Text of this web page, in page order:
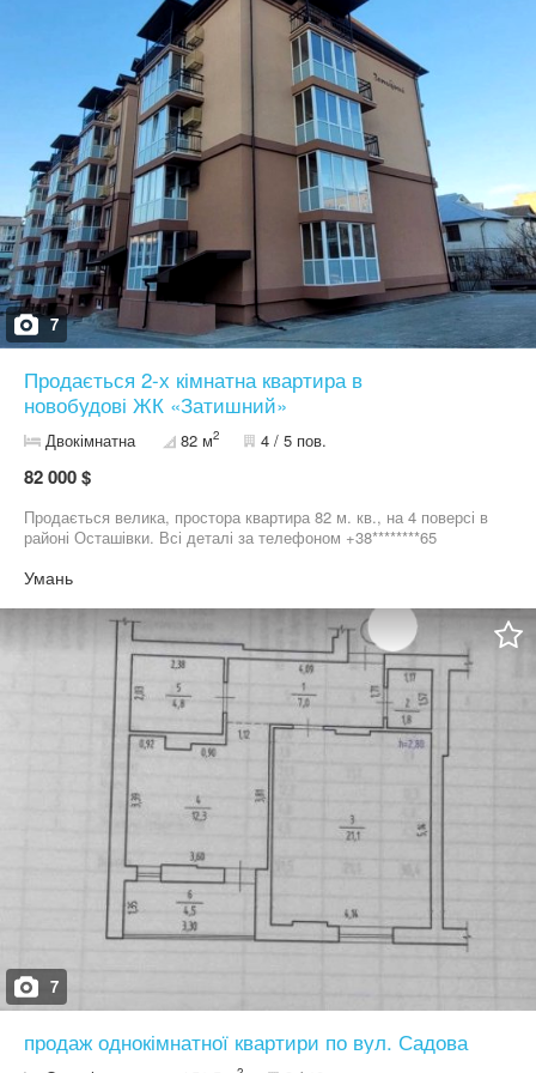
робились під замовлення не ікеа чи юск і т.д !Стільниця ванна
та кухня зроблено з каменю . Купувалась дорога сантехніка.
Кабіна душова робилась теж під замовлення. Пральна машина є
на дві функції (сушіння та прання) . Техніка на кухні купувалась
від надійного перевіреного виробника . Можна ще багато
розписувати але при огляді все можна побачити . Квартира для
тих хто хоче зайти і жити в якості і комфорті тому з
пропозиціями не обгрунтованими будь ласка не звертайтесь . Не
витрачайте свій і мій час . Я знаю ціну своїй квартирі. Звʼязатись
можна в вайбері .
7
Продається 2-х кімнатна квартира в
новобудові ЖК «Затишний»
Двокімнатна 82 м2 4 / 5 пов.
82 000 $
Продається велика, простора квартира 82 м. кв., на 4 поверсі в
районі Осташівки. Всі деталі за телефоном +38********65
Умань
7
продаж однокімнатної квартири по вул. Садова